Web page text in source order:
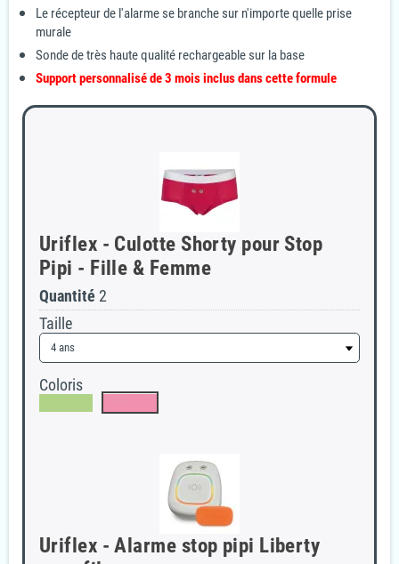
Le récepteur de l'alarme se branche sur n'importe quelle prise
murale
Sonde de très haute qualité rechargeable sur la base
Support personnalisé de 3 mois inclus dans cette formule
Uriflex - Culotte Shorty pour Stop
Pipi - Fille & Femme
Quantité 2
Taille
Coloris
Uriflex - Alarme stop pipi Liberty